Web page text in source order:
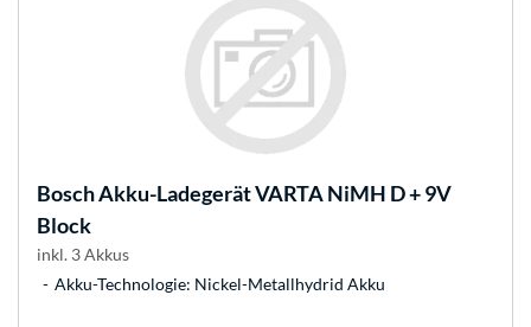
BoschAkku-Ladegerät VARTA NiMH D + 9V
Block
inkl. 3 Akkus
Akku-Technologie: Nickel-Metallhydrid Akku